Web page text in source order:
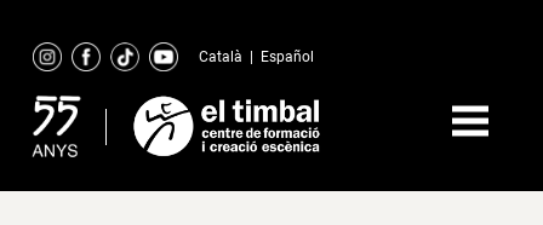
content
Català Español